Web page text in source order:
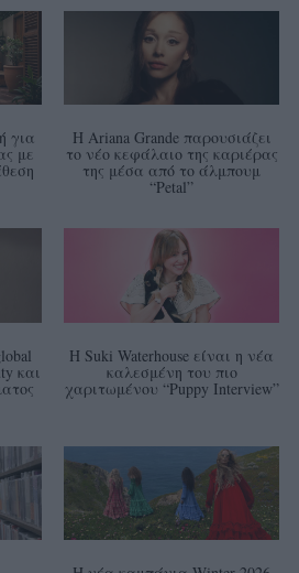
για
με
Η Ariana Grande παρουσιάζει
το νέο κεφάλαιο της καριέρας
της μέσα από το άλμπουμ
“Petal”
και
Η Suki Waterhouse είναι η νέα
καλεσμένη του πιο
χαριτωμένου “Puppy Interview”